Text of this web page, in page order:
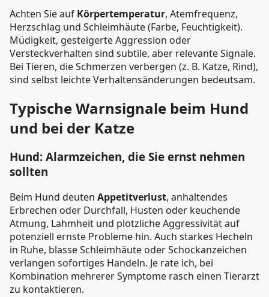
Achten Sie auf Körpertemperatur, Atemfrequenz,
Herzschlag und Schleimhäute (Farbe, Feuchtigkeit).
Müdigkeit, gesteigerte Aggression oder
Versteckverhalten sind subtile, aber relevante Signale.
Bei Tieren, die Schmerzen verbergen (z. B. Katze, Rind),
sind selbst leichte Verhaltensänderungen bedeutsam.
Typische Warnsignale beim Hund
und bei der Katze
Hund: Alarmzeichen, die Sie ernst nehmen
sollten
Beim Hund deuten Appetitverlust, anhaltendes
Erbrechen oder Durchfall, Husten oder keuchende
Atmung, Lahmheit und plötzliche Aggressivität auf
potenziell ernste Probleme hin. Auch starkes Hecheln
in Ruhe, blasse Schleimhäute oder Schockanzeichen
verlangen sofortiges Handeln. Je rate ich, bei
Kombination mehrerer Symptome rasch einen Tierarzt
zu kontaktieren.